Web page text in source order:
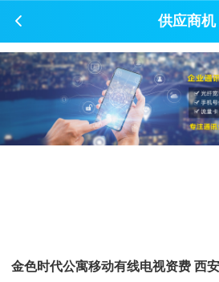
供应商机
金色时代公寓移动有线电视资费 西